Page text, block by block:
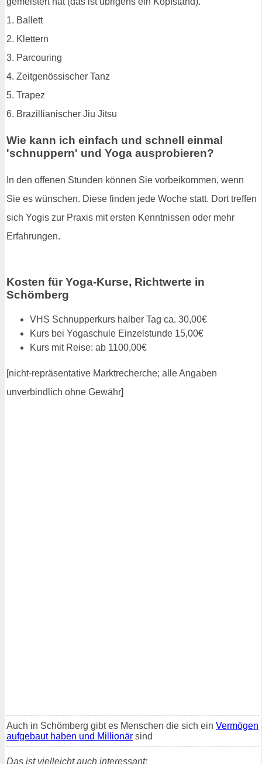
1. Ballett
2. Klettern
3. Parcouring
4. Zeitgenössischer Tanz
5. Trapez
6. Brazillianischer Jiu Jitsu
Wie kann ich einfach und schnell einmal
'schnuppern' und Yoga ausprobieren?
In den offenen Stunden können Sie vorbeikommen, wenn
Sie es wünschen. Diese finden jede Woche statt. Dort treffen
sich Yogis zur Praxis mit ersten Kenntnissen oder mehr
Erfahrungen.
Kosten für Yoga-Kurse, Richtwerte in
Schömberg
VHS Schnupperkurs halber Tag ca. 30,00€
Kurs bei Yogaschule Einzelstunde 15,00€
Kurs mit Reise: ab 1100,00€
[nicht-repräsentative Marktrecherche; alle Angaben
unverbindlich ohne Gewähr]
Auch in Schömberg gibt es Menschen die sich ein Vermögen
aufgebaut haben und Millionär sind
Das ist vielleicht auch interessant: